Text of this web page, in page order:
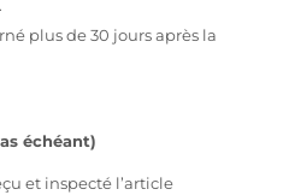
plus de 30 jours après la
échéant)
et inspecté l’article